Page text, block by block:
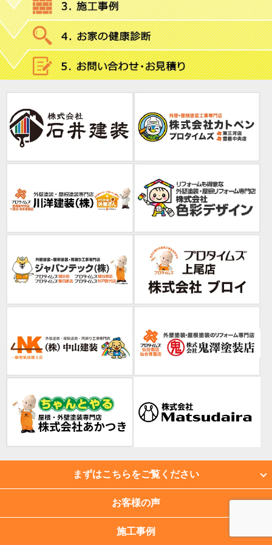
まずはこちらをご覧ください
お客様の声
施工事例